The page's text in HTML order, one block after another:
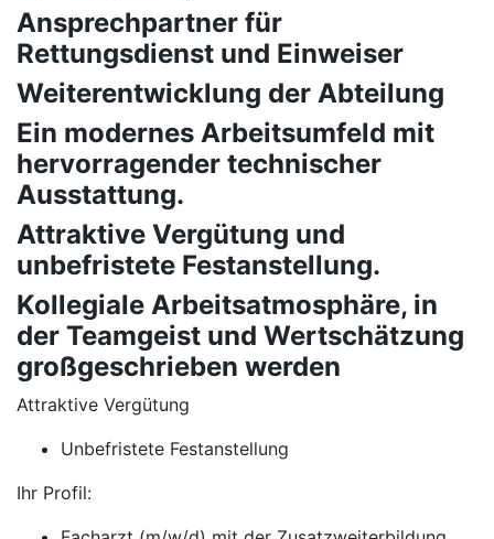
Ansprechpartner für
Rettungsdienst und Einweiser
Weiterentwicklung der Abteilung
Ein modernes Arbeitsumfeld mit
hervorragender technischer
Ausstattung.
Attraktive Vergütung und
unbefristete Festanstellung.
Kollegiale Arbeitsatmosphäre, in
der Teamgeist und Wertschätzung
großgeschrieben werden
Attraktive Vergütung
Unbefristete Festanstellung
Ihr Profil: